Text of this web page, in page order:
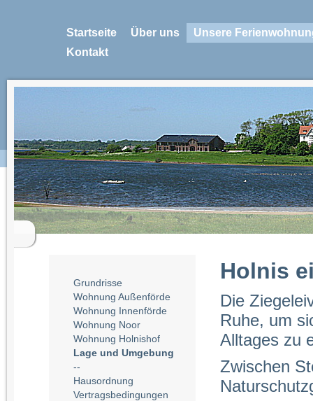
Startseite Über uns
Unsere
Kontakt
Grundrisse
Wohnung Außenförde
Wohnung Innenförde
Wohnung Noor
Wohnung Holnishof
Lage und Umgebung
--
Hausordnung
Vertragsbedingungen
Holnis
Die
Ruhe, um
Alltages zu
Zwischen